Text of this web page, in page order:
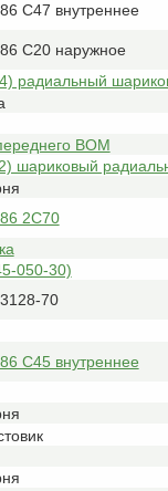
С47 внутреннее
С20 наружное
радиальный
ВОМ
шариковый
2С70
050-30)
70
С45 внутреннее